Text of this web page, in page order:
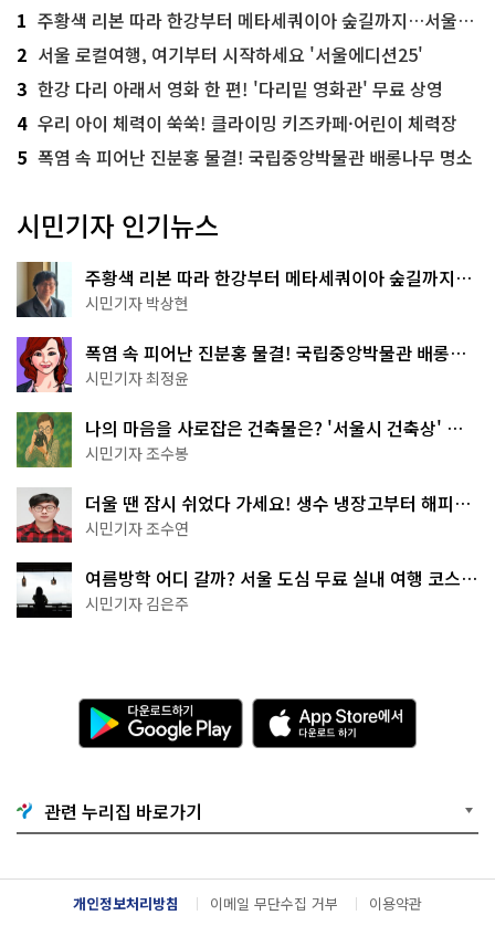
1 주황색 리본 따라 한강부터 메타세쿼이아 숲길까지…서울둘레길 15코스
2 서울 로컬여행, 여기부터 시작하세요 '서울에디션25'
3 한강 다리 아래서 영화 한 편! '다리밑 영화관' 무료 상영
4 우리 아이 체력이 쑥쑥! 클라이밍 키즈카페·어린이 체력장
5 폭염 속 피어난 진분홍 물결! 국립중앙박물관 배롱나무 명소
시민기자 인기뉴스
주황색 리본 따라 한강부터 메타세쿼이아 숲길까지…
서울둘레길 15코스
시민기자 박상현
폭염 속 피어난 진분홍 물결! 국립중앙박물관 배롱나
무 명소
시민기자 최정윤
나의 마음을 사로잡은 건축물은? '서울시 건축상' 수
상작 공개!
시민기자 조수봉
더울 땐 잠시 쉬었다 가세요! 생수 냉장고부터 해피소
·무더위쉼터까지
시민기자 조수연
여름방학 어디 갈까? 서울 도심 무료 실내 여행 코스
추천
시민기자 김은주
다
운
로
기
G
o
g
l
e
A
p
p
e
서
다
운
관련 누리집 바로가기
개인정보처리방침 이메일 무단수집 거부
이용약관